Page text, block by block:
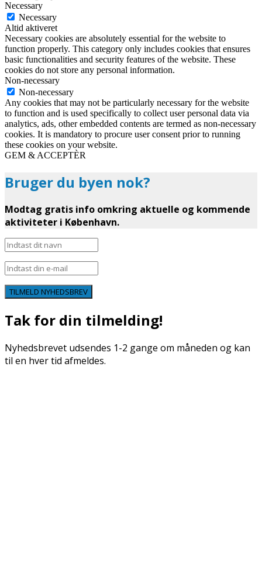
Necessary
Necessary
Altid aktiveret
Necessary cookies are absolutely essential for the website to
function properly. This category only includes cookies that ensures
basic functionalities and security features of the website. These
cookies do not store any personal information.
Non-necessary
Non-necessary
Any cookies that may not be particularly necessary for the website
to function and is used specifically to collect user personal data via
analytics, ads, other embedded contents are termed as non-necessary
cookies. It is mandatory to procure user consent prior to running
these cookies on your website.
GEM & ACCEPTÈR
Bruger du byen nok?
Modtag gratis info omkring aktuelle og kommende
aktiviteter i København.
TILMELD NYHEDSBREV
Tak for din tilmelding!
Nyhedsbrevet udsendes 1-2 gange om måneden og kan
til en hver tid afmeldes.